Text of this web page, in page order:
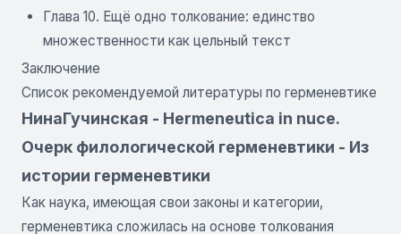
Глава 10. Ещё одно толкование: единство
множественности как цельный текст
Заключение
Список рекомендуемой литературы по герменевтике
НинаГучинская - Hermeneutica in nuce.
Очерк филологической герменевтики - Из
истории герменевтики
Как наука, имеющая свои законы и категории,
герменевтика сложилась на основе толкования